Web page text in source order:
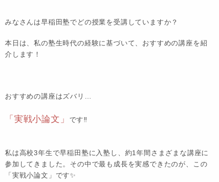
みなさんは早稲田塾でどの授業を受講していますか？
本日は、私の塾生時代の経験に基づいて、おすすめの講座を紹
介します！
おすすめの講座はズバリ…
「実戦小論文」 です‼️
私は高校3年生で早稲田塾に入塾し、約1年間さまざまな講座に
参加してきました。その中で最も成長を実感できたのが、この
「実戦小論文」です✨